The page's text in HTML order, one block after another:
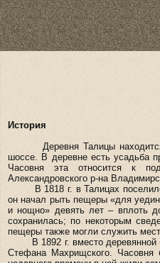
История
Деревня Талицы находится в
шоссе. В деревне есть усадьба
Часовня эта относится к
Александровского р-на
В 1818 г. в Талицах
он начал рыть пещеры «для
и нощно» девять лет – вплоть
сохранилась; по некоторым
пещеры также могли служить
В 1892 г. вместо деревянной
Стефана Махрищского.